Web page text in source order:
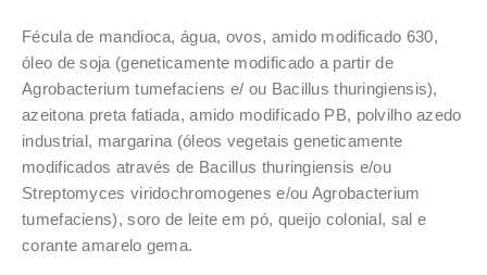
Fécula de mandioca, água, ovos, amido modificado 630,
óleo de soja (geneticamente modificado a partir de
Agrobacterium tumefaciens e/ ou Bacillus thuringiensis),
azeitona preta fatiada, amido modificado PB, polvilho azedo
industrial, margarina (óleos vegetais geneticamente
modificados através de Bacillus thuringiensis e/ou
Streptomyces viridochromogenes e/ou Agrobacterium
tumefaciens), soro de leite em pó, queijo colonial, sal e
corante amarelo gema.